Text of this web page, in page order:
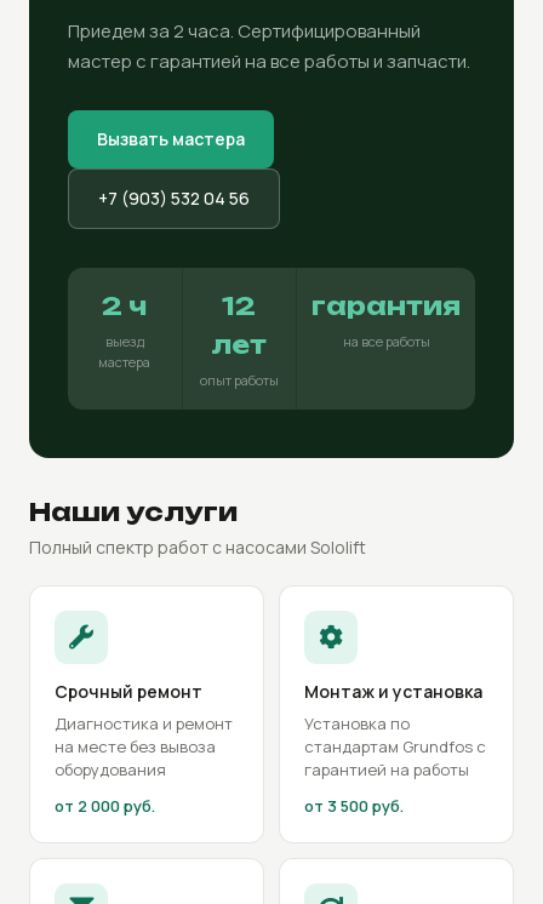
Приедем за 2 часа. Сертифицированный
мастер с гарантией на все работы и запчасти.
Вызвать мастера
+7 (903) 532 04 56
2 ч
выезд
мастера
12
лет
опыт работы
гарантия
на все работы
Наши услуги
Полный спектр работ с насосами Sololift
Срочный ремонт
Диагностика и ремонт
на месте без вывоза
оборудования
от 2 000 руб.
Монтаж и установка
Установка по
стандартам Grundfos с
гарантией на работы
от 3 500 руб.